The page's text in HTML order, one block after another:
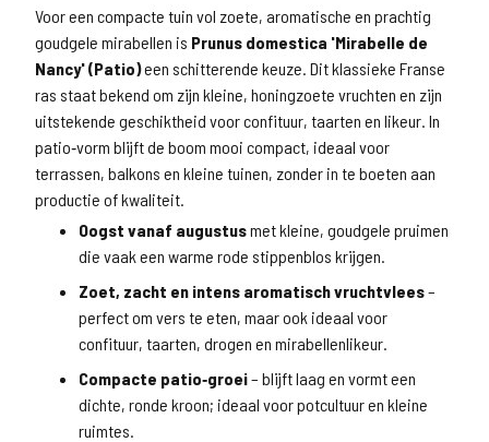
Voor een compacte tuin vol zoete, aromatische en prachtig
goudgele mirabellen is Prunus domestica 'Mirabelle de
Nancy' (Patio)een schitterende keuze. Dit klassieke Franse
ras staat bekend om zijn kleine, honingzoete vruchten en zijn
uitstekende geschiktheid voor confituur, taarten en likeur. In
patio‑vorm blijft de boom mooi compact, ideaal voor
terrassen, balkons en kleine tuinen, zonder in te boeten aan
productie of kwaliteit.
Oogst vanaf augustusmet kleine, goudgele pruimen
die vaak een warme rode stippenblos krijgen.
Zoet, zacht en intens aromatisch vruchtvlees–
perfect om vers te eten, maar ook ideaal voor
confituur, taarten, drogen en mirabellenlikeur.
Compacte patio‑groei– blijft laag en vormt een
dichte, ronde kroon; ideaal voor potcultuur en kleine
ruimtes.